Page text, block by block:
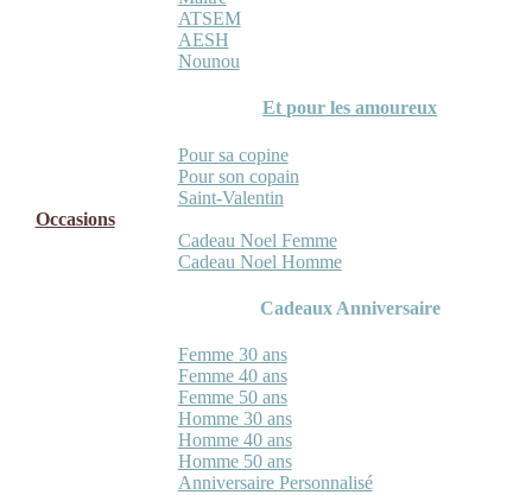
ATSEM
AESH
Nounou
Et pour les amoureux
Pour sa copine
Pour son copain
Saint-Valentin
Occasions
Cadeau Noel Femme
Cadeau Noel Homme
Cadeaux Anniversaire
Femme 30 ans
Femme 40 ans
Femme 50 ans
Homme 30 ans
Homme 40 ans
Homme 50 ans
Anniversaire Personnalisé